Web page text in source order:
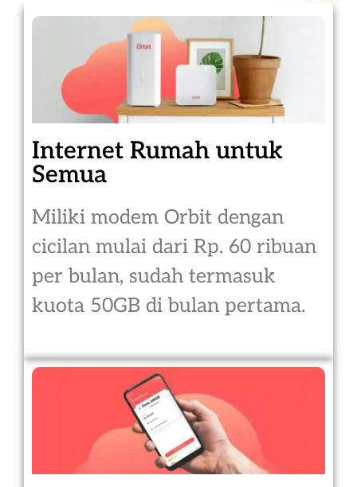
Internet Rumah untuk
Semua
Miliki modem Orbit dengan
cicilan mulai dari Rp. 60 ribuan
per bulan, sudah termasuk
kuota 50GB di bulan pertama.